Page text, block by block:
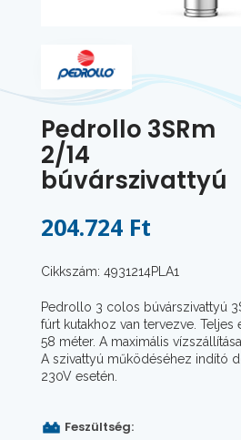
Pedrollo 3SRm
2/14
búvárszivattyú
204.724 Ft
Cikkszám: 4931214PLA1
Pedrollo 3 colos búvárszivattyú
fúrt kutakhoz van tervezve. Teljes
58 méter. A maximális
A szivattyú működéséhez indító
230V esetén.
Feszültség: